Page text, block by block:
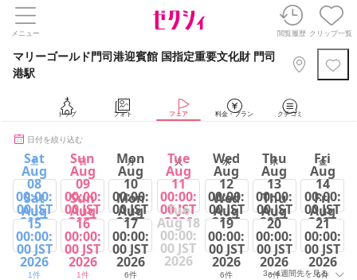
メニュー 閲覧履歴 クリップ一覧
マリーゴールド門司港迎賓館 国指定重要文化財 門司
港駅
トップ フォト フェア 料金・プラン クチコミ
日付を絞り込む
土 日 月 火 水 木 金
Sat
Aug
08
00:00:
00 JST
2026
1件
Sun
Aug
09
00:00:
00 JST
2026
1件
Mon
Aug
10
00:00:
00 JST
2026
1件
Tue
Aug
11
00:00:
00 JST
2026
1件
Wed
Aug
12
00:00:
00 JST
2026
1件
Thu
Aug
13
00:00:
00 JST
2026
1件
Fri
Aug
14
00:00:
00 JST
2026
1件
Sat
Aug
15
00:00:
00 JST
2026
1件
Sun
Aug
16
00:00:
00 JST
2026
1件
Mon
Aug
17
00:00:
00 JST
2026
6件
Tue
Aug 18
00:00:
00 JST
2026
Wed
Aug
19
00:00:
00 JST
2026
6件
Thu
Aug
20
00:00:
00 JST
2026
6件
Fri
Aug
21
00:00:
00 JST
2026
6件
3～4週間先を見る